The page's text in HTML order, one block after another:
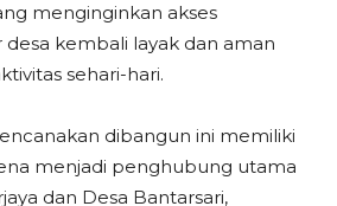
menginginkan akses
kembali layak dan aman
sehari-hari.
dibangun ini memiliki
menjadi penghubung utama
dan Desa Bantarsari,